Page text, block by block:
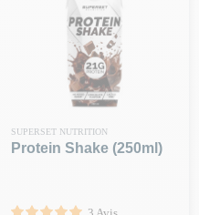
SUPERSET NUTRITION
Protein Shake (250ml)